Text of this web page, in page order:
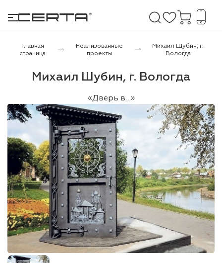
покрытия
бетону,
металлу
по
и эмали
Главная
страница
Реализованные
проекты
Михаил Шубин, г.
Вологда
Михаил Шубин, г. Вологда
«Дверь в…»